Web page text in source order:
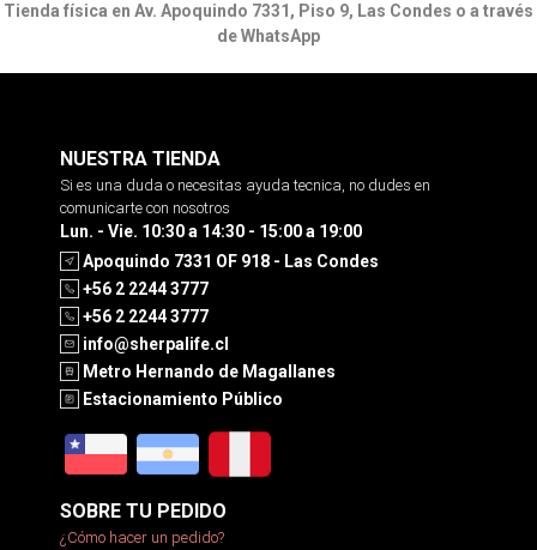
Tienda física en Av. Apoquindo 7331, Piso 9, Las Condes o a través
de WhatsApp
NUESTRA TIENDA
Si es una duda o necesitas ayuda tecnica, no dudes en
comunicarte con nosotros
Lun. - Vie. 10:30 a 14:30 - 15:00 a 19:00
Apoquindo 7331 OF 918 - Las Condes
+56 2 2244 3777
+56 2 2244 3777
info@sherpalife.cl
Metro Hernando de Magallanes
Estacionamiento Público
SOBRE TU PEDIDO
¿Cómo hacer un pedido?